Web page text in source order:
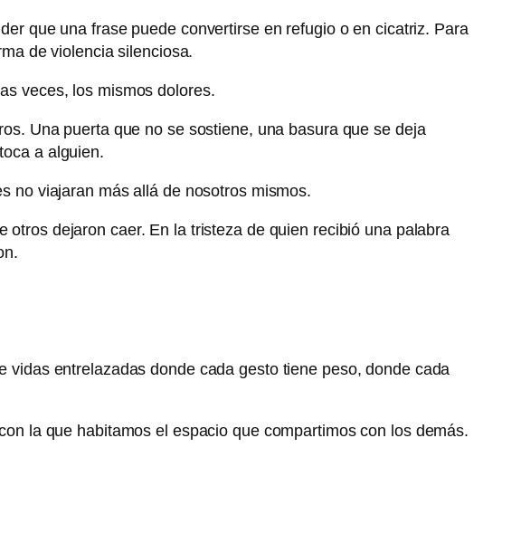
que una frase puede convertirse en refugio o en cicatriz. Para
de violencia silenciosa.
veces, los mismos dolores.
Una puerta que no se sostiene, una basura que se deja
a alguien.
no viajaran más allá de nosotros mismos.
dejaron caer. En la tristeza de quien recibió una palabra
vidas entrelazadas donde cada gesto tiene peso, donde cada
la que habitamos el espacio que compartimos con los demás.